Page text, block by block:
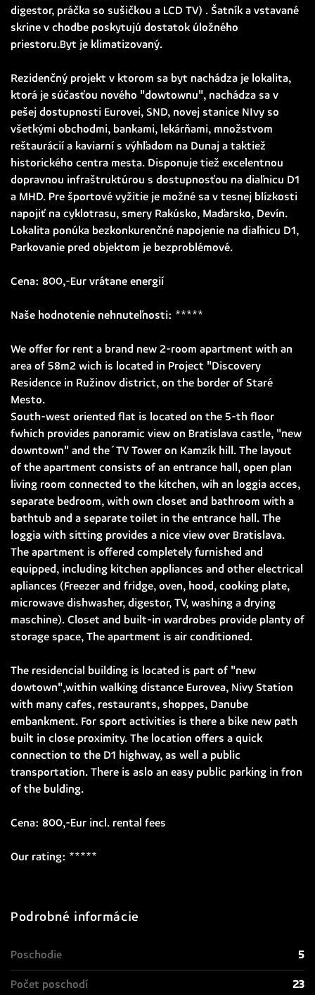
digestor, práčka so sušičkou a LCD TV) . Šatník a vstavané
skrine v chodbe poskytujú dostatok úložného
priestoru.Byt je klimatizovaný.
Rezidenčný projekt v ktorom sa byt nachádza je lokalita,
ktorá je súčasťou nového "dowtownu", nachádza sa v
pešej dostupnosti Eurovei, SND, novej stanice NIvy so
všetkými obchodmi, bankami, lekárňami, množstvom
reštaurácií a kaviarní s výhľadom na Dunaj a taktiež
historického centra mesta. Disponuje tiež excelentnou
dopravnou infraštruktúrou s dostupnosťou na diaľnicu D1
a MHD. Pre športové vyžitie je možné sa v tesnej blízkosti
napojiť na cyklotrasu, smery Rakúsko, Maďarsko, Devín.
Lokalita ponúka bezkonkurenčné napojenie na diaľnicu D1,
Parkovanie pred objektom je bezproblémové.
Cena: 800,-Eur vrátane energií
Naše hodnotenie nehnuteľnosti: *****
We offer for rent a brand new 2-room apartment with an
area of 58m2 wich is located in Project "Discovery
Residence in Ružinov district, on the border of Staré
Mesto.
South-west oriented flat is located on the 5-th floor
fwhich provides panoramic view on Bratislava castle, "new
downtown" and the´TV Tower on Kamzík hill. The layout
of the apartment consists of an entrance hall, open plan
living room connected to the kitchen, wih an loggia acces,
separate bedroom, with own closet and bathroom with a
bathtub and a separate toilet in the entrance hall. The
loggia with sitting provides a nice view over Bratislava.
The apartment is offered completely furnished and
equipped, including kitchen appliances and other electrical
apliances (Freezer and fridge, oven, hood, cooking plate,
microwave dishwasher, digestor, TV, washing a drying
maschine). Closet and built-in wardrobes provide planty of
storage space, The apartment is air conditioned.
The residencial building is located is part of "new
dowtown",within walking distance Eurovea, Nivy Station
with many cafes, restaurants, shoppes, Danube
embankment. For sport activities is there a bike new path
built in close proximity. The location offers a quick
connection to the D1 highway, as well a public
transportation. There is aslo an easy public parking in fron
of the bulding.
Cena: 800,-Eur incl. rental fees
Our rating: *****
Podrobné informácie
Poschodie 5
Počet poschodí 23